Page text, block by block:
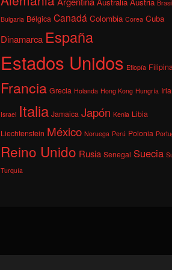
Brasil
Bulgaria Bélgica Canadá Colombia Corea Cuba
Dinamarca España
Estados Unidos Etiopía
Francia Grecia Holanda Hong Kong Hungría
Israel Italia Jamaica Japón Kenia Libia
Liechtenstein México Noruega Perú Polonia
Reino Unido Rusia Senegal Suecia
Turquía